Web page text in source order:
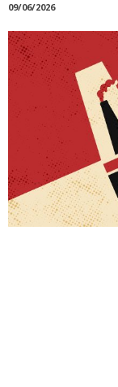
09/06/2026